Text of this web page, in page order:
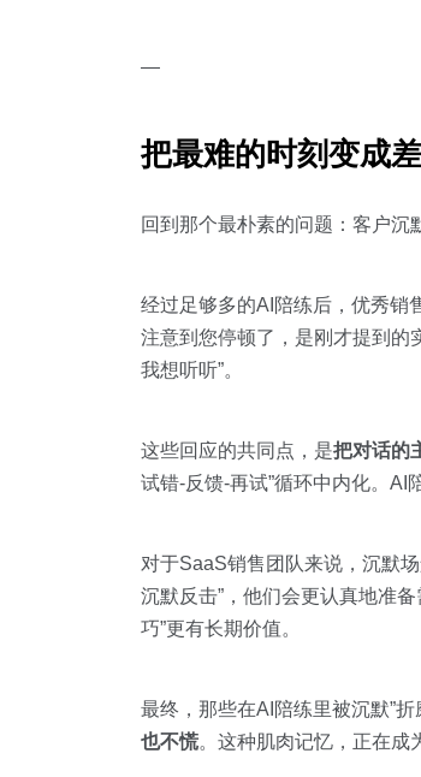
—
把最难的时刻变成
回到那个最朴素的问题：客户沉
经过足够多的AI陪练后，优秀销
注意到您停顿了，是刚才提到的
我想听听”。
这些回应的共同点，是把对话的
试错-反馈-再试”循环中内化。AI
对于SaaS销售团队来说，沉默
沉默反击”，他们会更认真地准
巧”更有长期价值。
最终，那些在AI陪练里被沉默”
也不慌。这种肌肉记忆，正在成